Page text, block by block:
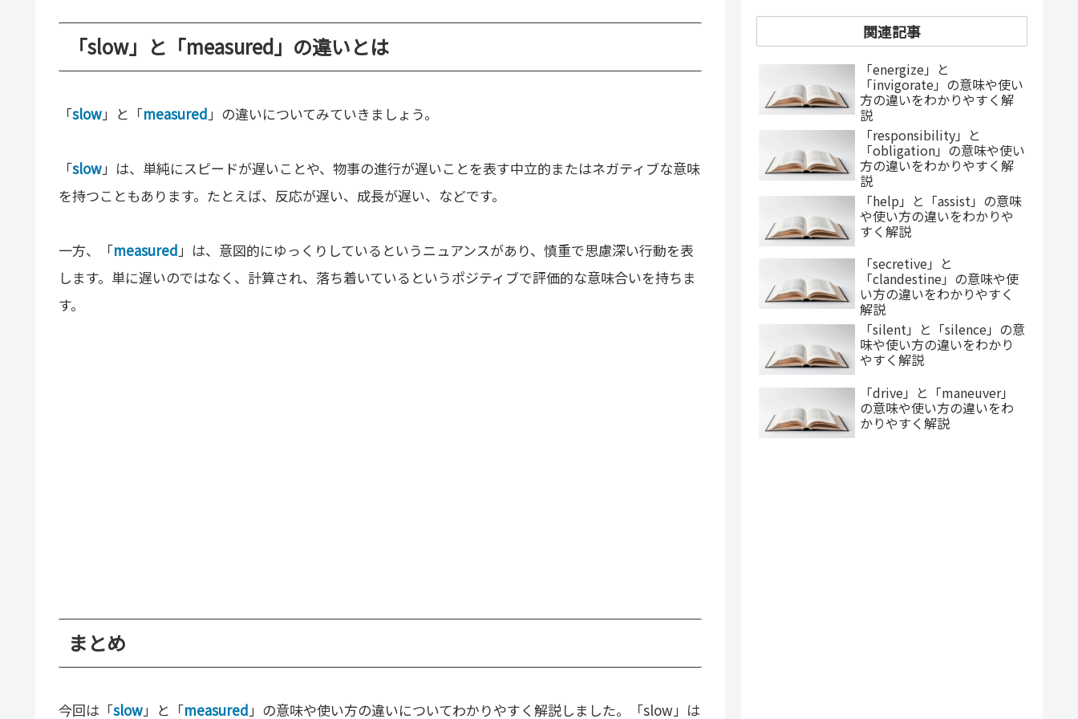
「slow」と「measured」の違いとは
「slow」と「measured 」の違いについてみていきましょう。
「slow」は、単純にスピードが遅いことや、物事の進行が遅いことを表す中立的またはネガティブな意味
を持つこともあります。たとえば、反応が遅い、成長が遅い、などです。
一方、「measured 」は、意図的にゆっくりしているというニュアンスがあり、慎重で思慮深い行動を表
します。単に遅いのではなく、計算され、落ち着いているというポジティブで評価的な意味合いを持ちま
す。
まとめ
今回は「slow」と「measured 」の意味や使い方の違いについてわかりやすく解説しました。「slow」は
関連記事
「energize」と
「invigorate」の意味や使い
方の違いをわかりやすく解
説
「responsibility」と
「obligation」の意味や使い
方の違いをわかりやすく解
説
「help」と「assist」の意味
や使い方の違いをわかりや
すく解説
「secretive」と
「clandestine」の意味や使
い方の違いをわかりやすく
解説
「silent」と「silence」の意
味や使い方の違いをわかり
やすく解説
「drive」と「maneuver」
の意味や使い方の違いをわ
かりやすく解説